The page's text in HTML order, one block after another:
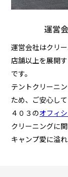
運営
運営会社はクリ
店舗以上を展開
です。
テントクリーニ
ため、ご安心し
４０３のオフィ
クリーニングに
キャンプ愛に溢